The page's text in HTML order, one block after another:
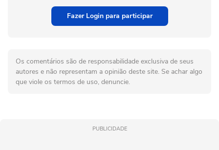
Fazer Login para participar
Os comentários são de responsabilidade exclusiva de seus
autores e não representam a opinião deste site. Se achar algo
que viole os termos de uso, denuncie.
PUBLICIDADE